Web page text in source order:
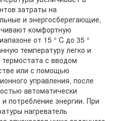
затраты на
и энергосберегающие,
комфортную
от 15 ° C до 35 °
температуру легко и
с вводом
или с помощью
управления, после
автоматически
потребление энергии. При
нагреватель